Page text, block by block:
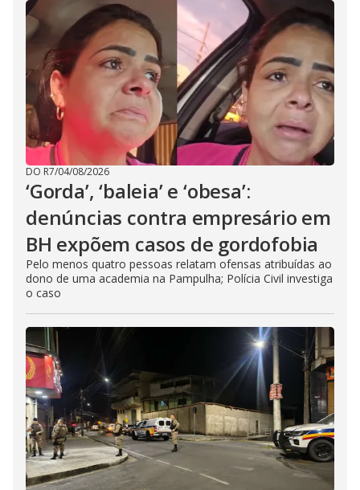
DO R7/04/08/2026
‘Gorda’, ‘baleia’ e ‘obesa’:
denúncias contra empresário em
BH expõem casos de gordofobia
Pelo menos quatro pessoas relatam ofensas atribuídas ao
dono de uma academia na Pampulha; Polícia Civil investiga
o caso